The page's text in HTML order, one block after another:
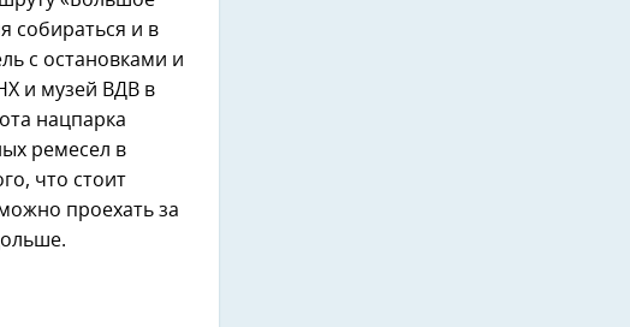
собираться и в
с остановками и
и музей ВДВ в
нацпарка
ремесел в
что стоит
проехать за